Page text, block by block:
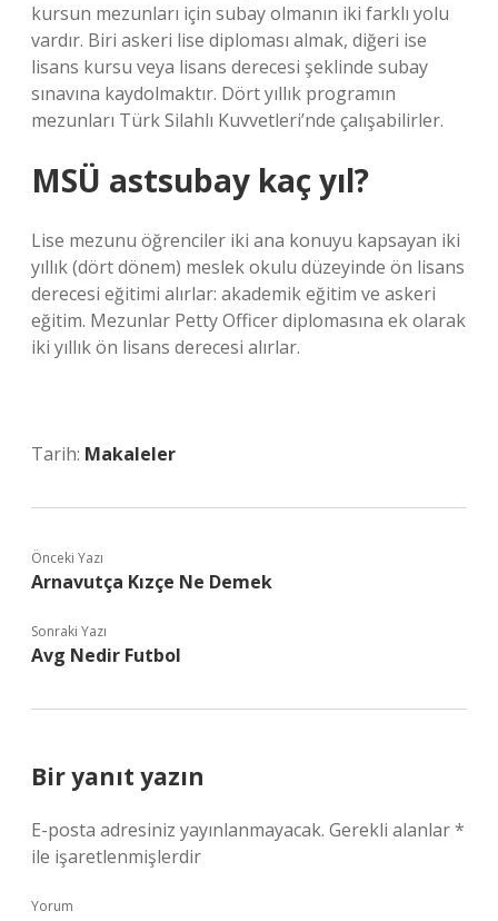
kursun mezunları için subay olmanın iki farklı yolu
vardır. Biri askeri lise diploması almak, diğeri ise
lisans kursu veya lisans derecesi şeklinde subay
sınavına kaydolmaktır. Dört yıllık programın
mezunları Türk Silahlı Kuvvetleri’nde çalışabilirler.
MSÜ astsubay kaç yıl?
Lise mezunu öğrenciler iki ana konuyu kapsayan iki
yıllık (dört dönem) meslek okulu düzeyinde ön lisans
derecesi eğitimi alırlar: akademik eğitim ve askeri
eğitim. Mezunlar Petty Officer diplomasına ek olarak
iki yıllık ön lisans derecesi alırlar.
Tarih: Makaleler
Önceki Yazı
Arnavutça Kızçe Ne Demek
Sonraki Yazı
Avg Nedir Futbol
Bir yanıt yazın
E-posta adresiniz yayınlanmayacak. Gerekli alanlar*
ile işaretlenmişlerdir
Yorum